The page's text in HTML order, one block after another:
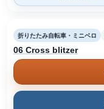
折りたたみ自転車・ミニベロ
06 Cross blitzer